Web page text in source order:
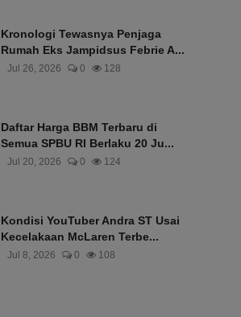
Kronologi Tewasnya Penjaga
Rumah Eks Jampidsus Febrie A...
Jul 26, 2026 0 128
Daftar Harga BBM Terbaru di
Semua SPBU RI Berlaku 20 Ju...
Jul 20, 2026 0 124
Kondisi YouTuber Andra ST Usai
Kecelakaan McLaren Terbe...
Jul 8, 2026 0 108